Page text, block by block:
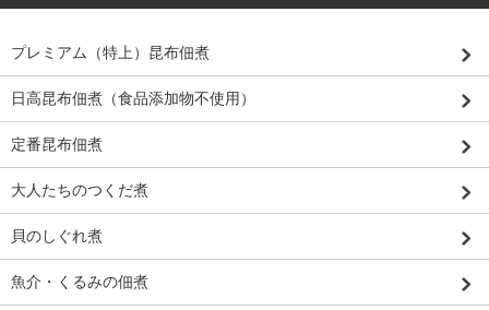
プレミアム（特上）昆布佃煮
日高昆布佃煮（食品添加物不使用）
定番昆布佃煮
大人たちのつくだ煮
貝のしぐれ煮
魚介・くるみの佃煮